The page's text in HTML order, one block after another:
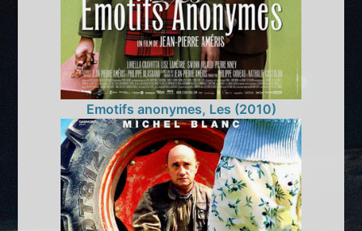
Emotifs anonymes, Les (2010)